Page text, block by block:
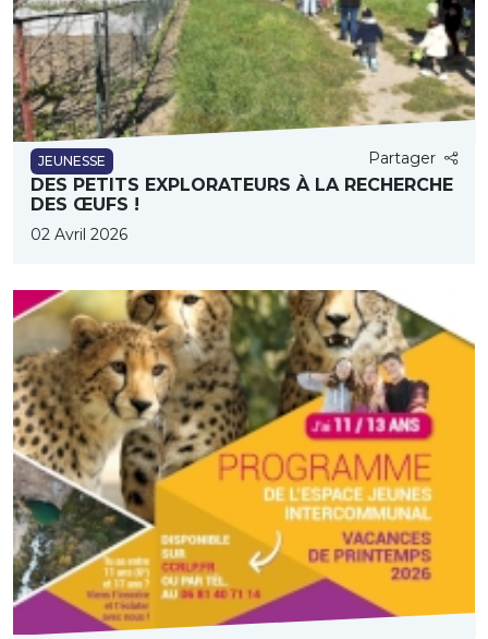
JEUNESSE Partager
DES PETITS EXPLORATEURS À LA RECHERCHE
DES ŒUFS !
02 Avril 2026